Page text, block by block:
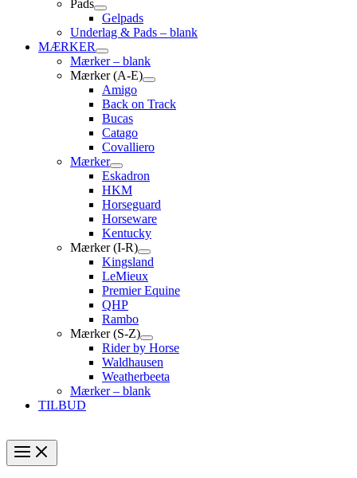
Pads
Gelpads
Underlag & Pads – blank
MÆRKER
Mærker – blank
Mærker (A-E)
Amigo
Back on Track
Bucas
Catago
Covalliero
Mærker
Eskadron
HKM
Horseguard
Horseware
Kentucky
Mærker (I-R)
Kingsland
LeMieux
Premier Equine
QHP
Rambo
Mærker (S-Z)
Rider by Horse
Waldhausen
Weatherbeeta
Mærker – blank
TILBUD